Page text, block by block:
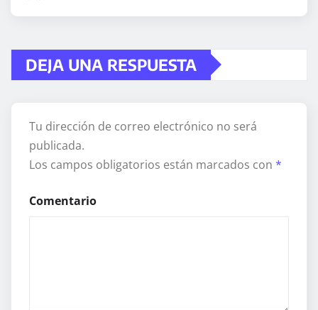
DEJA UNA RESPUESTA
Tu dirección de correo electrónico no será
publicada.
Los campos obligatorios están marcados con *
Comentario